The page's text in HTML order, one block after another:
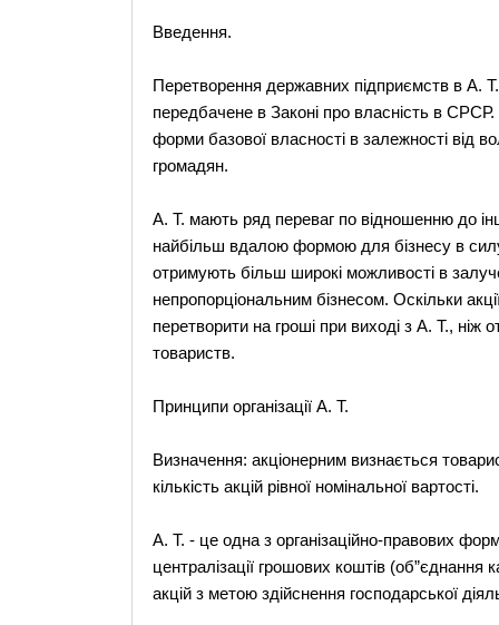
Введення.
Перетворення державних підприємств в А.
передбачене в Законі про власніcть в
форми базової власності в залежності від
громадян.
А. Т. мають ряд переваг по відношенню до
найбільш вдалою формою для бізнесу в
отримують більш широкі можливості в
непропорціональним бізнесом. Оскільки
перетворити на гроші при виході з А. Т., ніж
товариств.
Принципи організації А. Т.
Визначення: акціонерним визнається
кількість акцій рівної номінальної вартості.
А. Т. - це одна з організаційно-правових
централізації грошових коштів
акцій з метою здійснення господарської